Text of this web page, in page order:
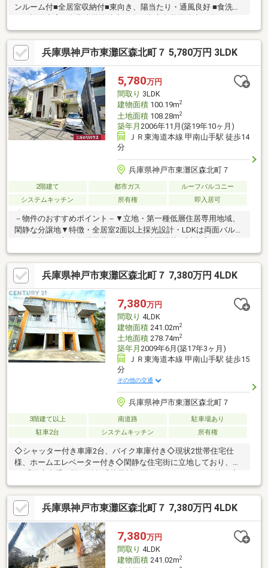
ンルーム付■全居室収納付■東向き、陽当たり・通風良好 ■食洗機
パー徒歩10分、コンビニ徒歩7分、お買い物施設多数有り ■生活施
設が近隣にあり大変便利な立地駅まで歩いて行くことのできる、
駅徒歩14分の物件です。開放感のある間取りの4LDK物件です。
2480万円の価格抑えめの物件です。食器洗乾燥機は食後の家事の
時間短縮に役立ちます。坂が少ない平坦地に立地しています。浴
室に窓があれば空気の入れ替えができて湿気も大丈夫です。
兵庫県神戸市東灘区森北町７ 5,780万円 3LDK
5,780万円
間取り 3LDK
建物面積100.19m2
土地面積108.28m2
築年月 2006年11月(築19年10ヶ月)
ＪＲ東海道本線 甲南山手駅 徒歩14
分
兵庫県神戸市東灘区森北町７
2階建て 都市ガス
ルーフバルコニー
システムキッチン
所有権 即入居可
－物件のおすすめポイント－▼立地・第一種低層住居専用地域、
閑静な分譲地▼特徴・全居室2面以上採光設計・LDKは両面バルコ
ン・キッチン横にカウンター・物入を確保・全窓ペアガラス仕
様・ルーフバルコニーから市内を望めます(天候による)・駐車ス
ペース有(車種制限有)・即引渡し可能(残金精算後)▼令和8年7月内
外装リフォーム済【新調】キッチン、浴室、洗面化粧台【張替】
全室クロス【その他】ベランダ防水施工■ ご希望の住まい探しを
お手伝いします ━━━━━・・・物件の詳細・ご相談はお気軽に
お問い合わせください。
兵庫県神戸市東灘区森北町７ 7,380万円 4LDK
7,380万円
間取り 4LDK
建物面積241.02m2
土地面積278.74m2
築年月 2009年6月(築17年3ヶ月)
ＪＲ東海道本線 甲南山手駅 徒歩15
分
その他の交通
兵庫県神戸市東灘区森北町７
3階建て以上 南道路
駐車場あり
駐車2台
システムキッチン 所有権
◇シャッター付き車庫2台、バイク車庫付き◇現状2世帯住宅仕
様、ホームエレベーター付き◇閑静な住宅街に立地しており、
平成21年築のデザイナーズ住宅♪◎資金計画だけでも気軽にご相
談ください♪【住宅ローンアドバイザー有資格者在籍】金利や返済
プランなど、お客様のライフスタイルやご希望に合わせて最適な
ローンをご提案します♪■弊社について■センチュリー21加盟店中
28年連続No.1 (1997～2024年兵庫地区仲介実績)阪神間（尼崎・伊
丹・西宮・宝塚）阪急沿線沿い全店駅前に8店舗展開中（駅前に情
報は集まる！）！
兵庫県神戸市東灘区森北町７ 7,380万円 4LDK
7,380万円
間取り 4LDK
建物面積241.02m2